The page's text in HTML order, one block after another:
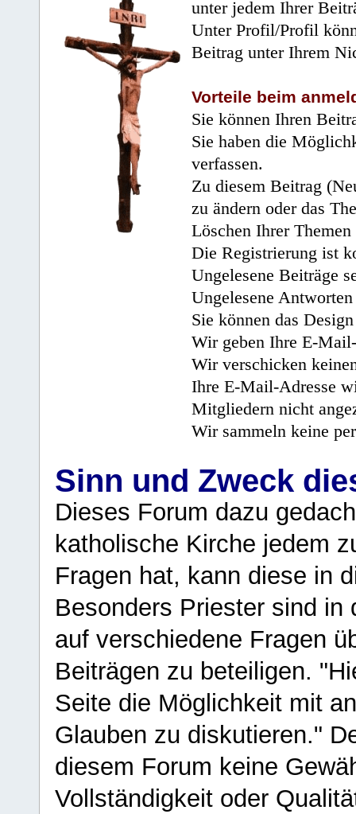
unter jedem Ihrer
Unter Profil/Profil
Beitrag unter Ihrem
Vorteile beim
Sie können Ihren
Sie haben die
verfassen.
Zu diesem Beitrag
zu ändern oder das
Löschen Ihrer
Die Registrierung ist
Ungelesene Beiträge
Ungelesene
Sie können das
Wir geben Ihre E-
Wir verschicken
Ihre E-Mail-Adresse
Mitgliedern nicht
Wir sammeln keine
Sinn und Zweck
Dieses Forum dazu
katholische Kirche jedem
Fragen hat, kann diese in
Besonders Priester sind in
auf verschiedene Fragen
Beiträgen zu beteiligen.
Seite die Möglichkeit mit
Glauben zu diskutieren."
diesem Forum keine
Vollständigkeit oder